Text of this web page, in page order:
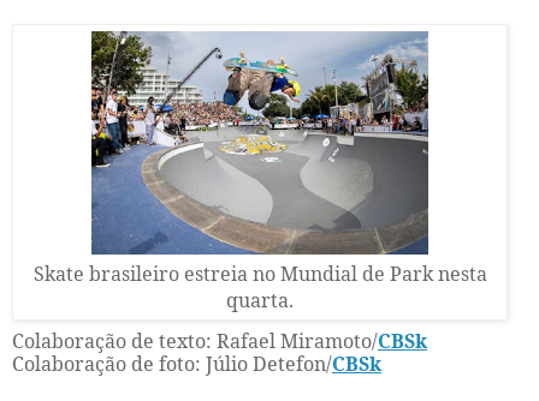
Skate brasileiro estreia no Mundial de Park nesta
quarta.
Colaboração de texto: Rafael Miramoto/CBSk
Colaboração de foto: Júlio Detefon/CBSk